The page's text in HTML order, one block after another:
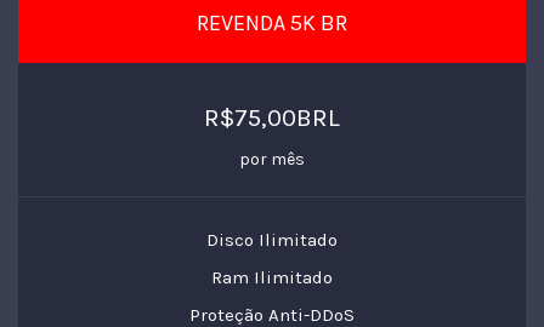
REVENDA 5K BR
R$75,00BRL
por mês
Disco Ilimitado
Ram Ilimitado
Proteção Anti-DDoS